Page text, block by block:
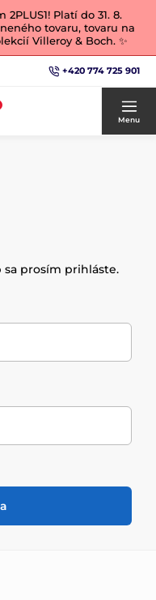
2PLUS1! Platí do 31. 8.
tovaru, tovaru na
Villeroy & Boch. ✨
+420 774 725 901
Menu
sa prosím prihláste.